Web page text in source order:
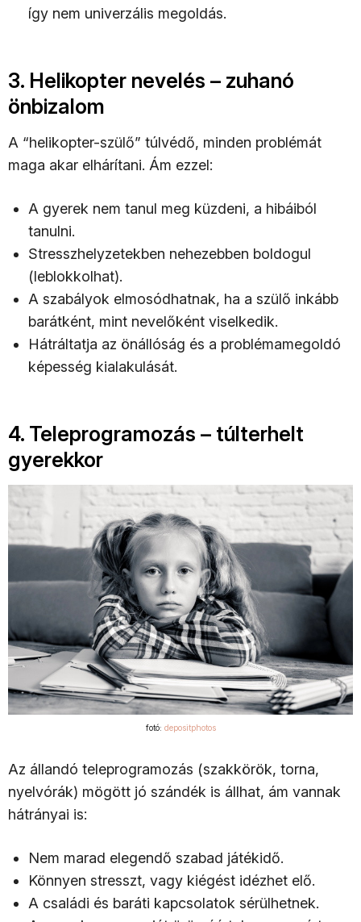
így nem univerzális megoldás.
3. Helikopter nevelés – zuhanó
önbizalom
A “helikopter-szülő” túlvédő, minden problémát
maga akar elhárítani. Ám ezzel:
A gyerek nem tanul meg küzdeni, a hibáiból
tanulni.
Stresszhelyzetekben nehezebben boldogul
(leblokkolhat).
A szabályok elmosódhatnak, ha a szülő inkább
barátként, mint nevelőként viselkedik.
Hátráltatja az önállóság és a problémamegoldó
képesség kialakulását.
4. Teleprogramozás – túlterhelt
gyerekkor
fotó: depositphotos
Az állandó teleprogramozás (szakkörök, torna,
nyelvórák) mögött jó szándék is állhat, ám vannak
hátrányai is:
Nem marad elegendő szabad játékidő.
Könnyen stresszt, vagy kiégést idézhet elő.
A családi és baráti kapcsolatok sérülhetnek.